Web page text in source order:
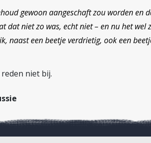
gewoon aangeschaft zou worden en
dat niet zo was, echt niet – en nu het wel
naast een beetje verdrietig, ook een
niet bij.